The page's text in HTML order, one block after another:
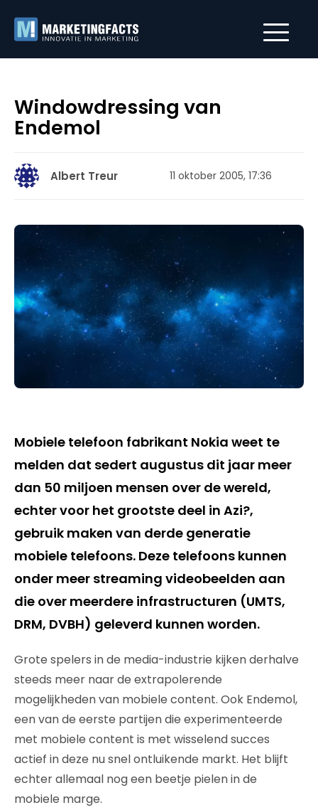
Windowdressing van
Endemol
Albert Treur 11 oktober 2005, 17:36
Mobiele telefoon fabrikant Nokia weet te
melden dat sedert augustus dit jaar meer
dan 50 miljoen mensen over de wereld,
echter voor het grootste deel in Azi?,
gebruik maken van derde generatie
mobiele telefoons. Deze telefoons kunnen
onder meer streaming videobeelden aan
die over meerdere infrastructuren (UMTS,
DRM, DVBH) geleverd kunnen worden.
Grote spelers in de media-industrie kijken derhalve
steeds meer naar de extrapolerende
mogelijkheden van mobiele content. Ook Endemol,
een van de eerste partijen die experimenteerde
met mobiele content is met wisselend succes
actief in deze nu snel ontluikende markt. Het blijft
echter allemaal nog een beetje pielen in de
mobiele marge.